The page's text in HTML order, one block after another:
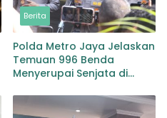
Berita
Polda Metro Jaya Jelaskan
Temuan 996 Benda
Menyerupai Senjata di